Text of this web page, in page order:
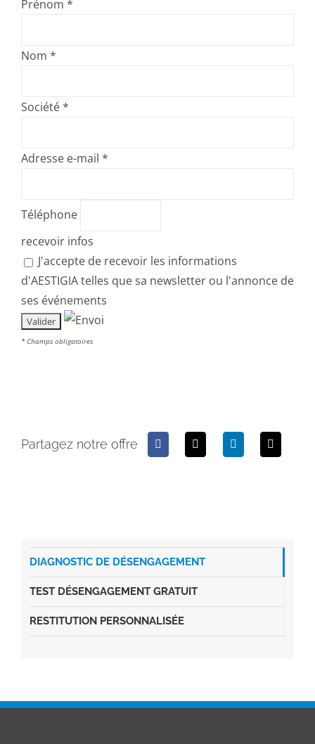
Prénom *
Nom *
Société*
Adresse e-mail *
Téléphone
recevoir infos
J'accepte de recevoir les informations
d'AESTIGIA telles que sa newsletter ou l'annonce de
ses événements
* Champs obligatoires
Partagez notre offre
DIAGNOSTIC DE DÉSENGAGEMENT
TEST DÉSENGAGEMENT GRATUIT
RESTITUTION PERSONNALISÉE